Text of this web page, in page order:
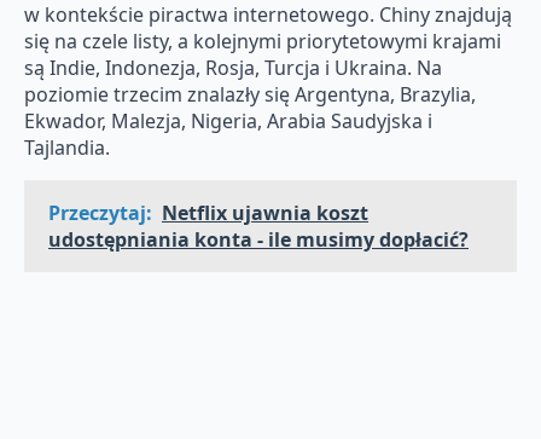
w kontekście piractwa internetowego. Chiny znajdują
się na czele listy, a kolejnymi priorytetowymi krajami
są Indie, Indonezja, Rosja, Turcja i Ukraina. Na
poziomie trzecim znalazły się Argentyna, Brazylia,
Ekwador, Malezja, Nigeria, Arabia Saudyjska i
Tajlandia.
Przeczytaj: Netflix ujawnia koszt
udostępniania konta - ile musimy dopłacić?